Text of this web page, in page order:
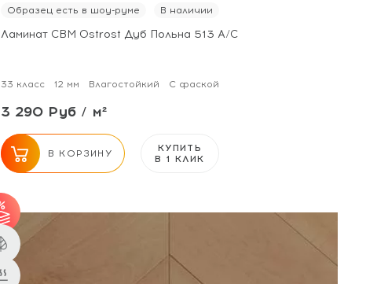
Образец есть в шоу-руме В наличии
Ламинат CBM Ostrost Дуб Польна 513 А/С
33 класс 12 мм Влагостойкий С фаской
3 290 Руб / м²
В КОРЗИНУ
КУПИТЬ
В 1 КЛИК